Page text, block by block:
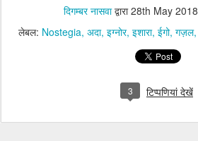
दिगम्बर नासवाद्वारा28th May 2018
लेबल: Nostegia अदा इग्नोर इशारा ईगो गज़ल
3 टिप्पणियां देखें